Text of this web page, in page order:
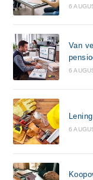
6
Van
6
6